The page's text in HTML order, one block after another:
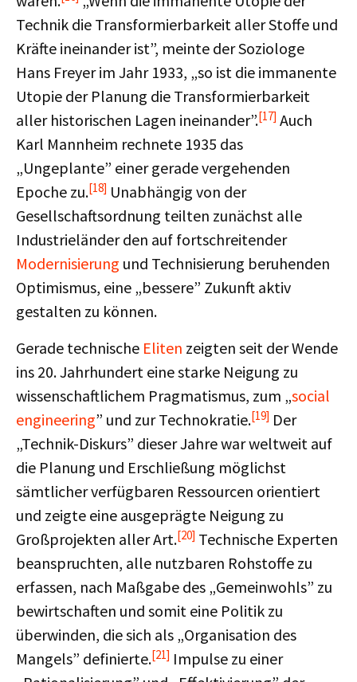
Technik die Transformierbarkeit aller Stoffe und
Kräfte ineinander ist”, meinte der Soziologe
Hans Freyer im Jahr 1933, „so ist die immanente
Utopie der Planung die Transformierbarkeit
aller historischen Lagen ineinander”.[17] Auch
Karl Mannheim rechnete 1935 das
„Ungeplante” einer gerade vergehenden
Epoche zu.[18] Unabhängig von der
Gesellschaftsordnung teilten zunächst alle
Industrieländer den auf fortschreitender
Modernisierung und Technisierung beruhenden
Optimismus, eine „bessere” Zukunft aktiv
gestalten zu können.
Gerade technische Eliten zeigten seit der Wende
ins 20. Jahrhundert eine starke Neigung zu
wissenschaftlichem Pragmatismus, zum „social
engineering” und zur Technokratie.[19] Der
„Technik-Diskurs” dieser Jahre war weltweit auf
die Planung und Erschließung möglichst
sämtlicher verfügbaren Ressourcen orientiert
und zeigte eine ausgeprägte Neigung zu
Großprojekten aller Art.[20] Technische Experten
beanspruchten, alle nutzbaren Rohstoffe zu
erfassen, nach Maßgabe des „Gemeinwohls” zu
bewirtschaften und somit eine Politik zu
überwinden, die sich als „Organisation des
Mangels” definierte.[21] Impulse zu einer